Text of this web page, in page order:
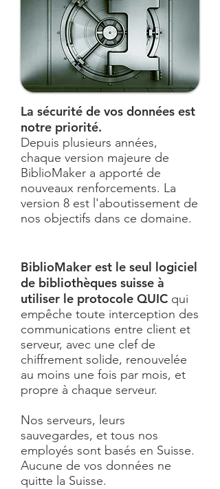
La sécurité de vos données est
notre priorité.
Depuis plusieurs années,
chaque version majeure de
BiblioMaker a apporté de
nouveaux renforcements. La
version 8 est l'aboutissement de
nos objectifs dans ce domaine.
BiblioMaker est le seul logiciel
de bibliothèques suisse à
utiliser le protocole QUIC qui
empêche toute interception des
communications entre client et
serveur, avec une clef de
chiffrement solide, renouvelée
au moins une fois par mois, et
propre à chaque serveur.
Nos serveurs, leurs
sauvegardes, et tous nos
employés sont basés en Suisse.
Aucune de vos données ne
quitte la Suisse.